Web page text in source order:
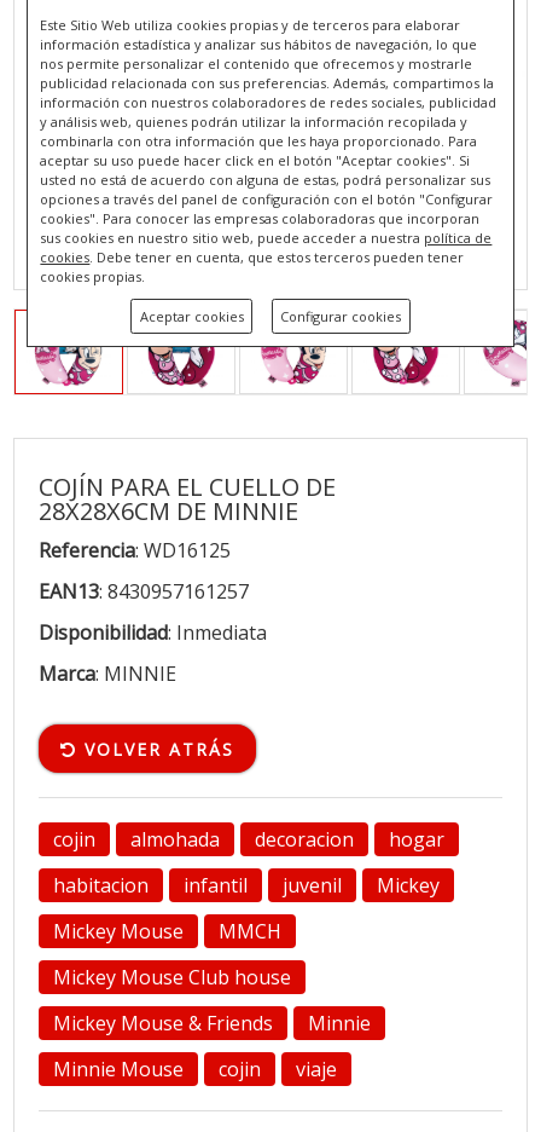
COJÍN PARA EL CUELLO DE
28X28X6CM DE MINNIE
Referencia: WD16125
EAN13: 8430957161257
Disponibilidad: Inmediata
Marca: MINNIE
VOLVER ATRÁS
cojin almohada decoracion
hogar
habitacion
infantil juvenil
Mickey
Mickey Mouse
MMCH
Mickey Mouse Club house
Mickey Mouse & Friends
Minnie
Minnie Mouse
cojin viaje
Este Sitio Web utiliza cookies propias y de terceros para elaborar
información estadística y analizar sus hábitos de navegación, lo que
nos permite personalizar el contenido que ofrecemos y mostrarle
publicidad relacionada con sus preferencias. Además, compartimos la
información con nuestros colaboradores de redes sociales, publicidad
y análisis web, quienes podrán utilizar la información recopilada y
combinarla con otra información que les haya proporcionado. Para
aceptar su uso puede hacer click en el botón "Aceptar cookies". Si
usted no está de acuerdo con alguna de estas, podrá personalizar sus
opciones a través del panel de configuración con el botón "Configurar
cookies". Para conocer las empresas colaboradoras que incorporan
sus cookies en nuestro sitio web, puede acceder a nuestra política de
cookies . Debe tener en cuenta, que estos terceros pueden tener
cookies propias.
Aceptar cookies Configurar cookies